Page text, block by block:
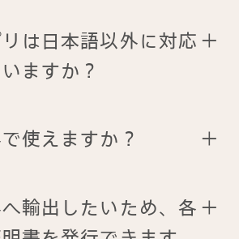
は日本語以外に対応
ますか？
＋
使えますか？ ＋
輸出したいため、各 ＋